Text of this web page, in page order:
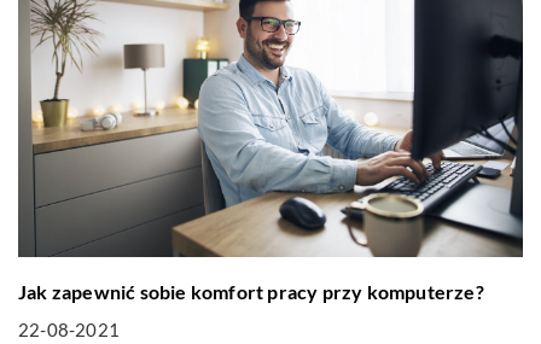
Jak zapewnić sobie komfort pracy przy komputerze?
22-08-2021